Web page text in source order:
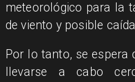
meteorológico para la
de viento y posible
Por lo tanto, se espera
llevarse a cabo